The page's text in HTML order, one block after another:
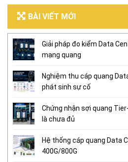
BÀI VIẾT MỚI
Giải pháp đo kiểm Data
mạng quang
Nghiệm thu cáp quang
phát sinh sự cố
Chứng nhận sợi quang
là chưa đủ
Hệ thống cáp quang Data
400G/800G